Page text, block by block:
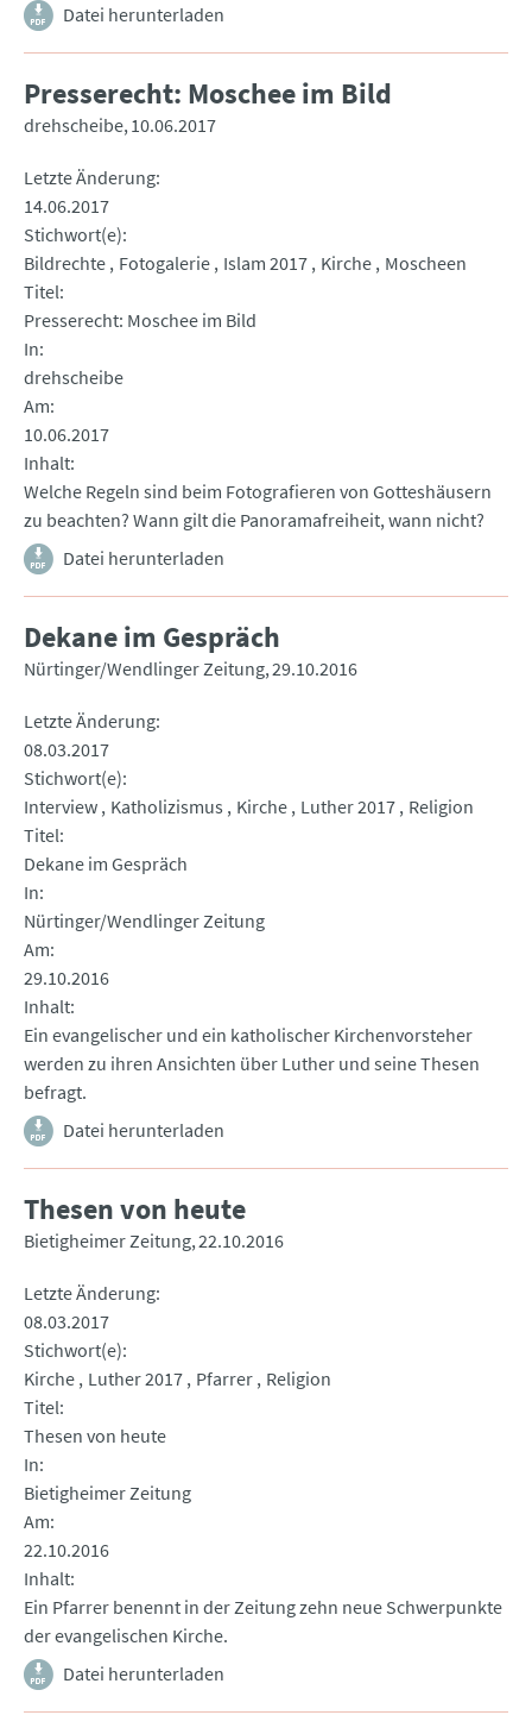
Datei herunterladen
Presserecht: Moschee im Bild
drehscheibe 10.06.2017
Letzte Änderung
14.06.2017
Stichwort(e)
Bildrechte Fotogalerie Islam 2017 Kirche Moscheen
Titel
Presserecht: Moschee im Bild
In
drehscheibe
Am
10.06.2017
Inhalt
Welche Regeln sind beim Fotografieren von Gotteshäusern
zu beachten? Wann gilt die Panoramafreiheit, wann nicht?
Datei herunterladen
Dekane im Gespräch
Nürtinger/Wendlinger Zeitung 29.10.2016
Letzte Änderung
08.03.2017
Stichwort(e)
Interview Katholizismus Kirche Luther 2017 Religion
Titel
Dekane im Gespräch
In
Nürtinger/Wendlinger Zeitung
Am
29.10.2016
Inhalt
Ein evangelischer und ein katholischer Kirchenvorsteher
werden zu ihren Ansichten über Luther und seine Thesen
befragt.
Datei herunterladen
Thesen von heute
Bietigheimer Zeitung 22.10.2016
Letzte Änderung
08.03.2017
Stichwort(e)
Kirche Luther 2017 Pfarrer Religion
Titel
Thesen von heute
In
Bietigheimer Zeitung
Am
22.10.2016
Inhalt
Ein Pfarrer benennt in der Zeitung zehn neue Schwerpunkte
der evangelischen Kirche.
Datei herunterladen